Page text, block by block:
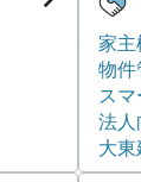
家主
物件
ス
法人
大東